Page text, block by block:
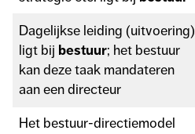
Dagelijkse leiding (uitvoering)
ligt bij bestuur; het bestuur
kan deze taak mandateren
aan een directeur
Het bestuur-directiemodel